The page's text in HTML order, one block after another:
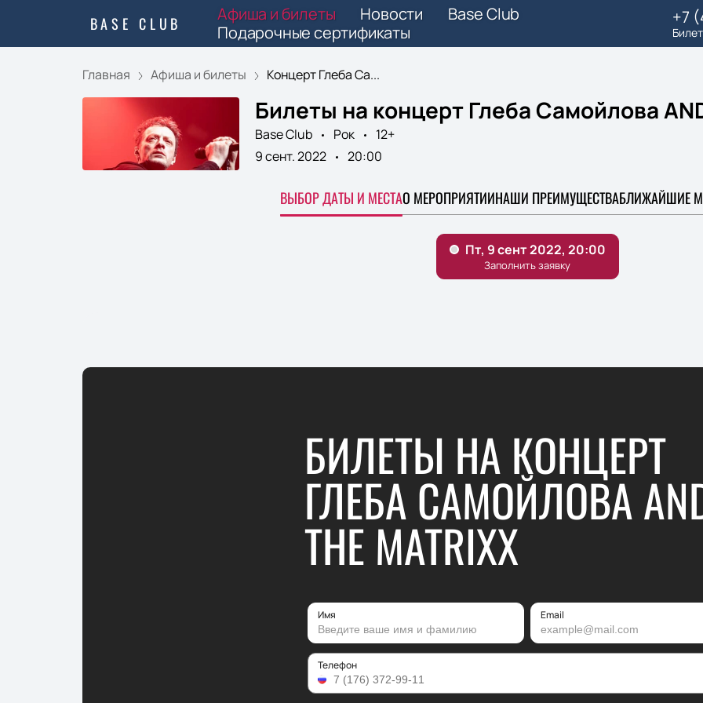
BASE CLUB Афиша и билеты Новости
Base Club
Подарочные сертификаты
+7
Главная Афиша и билеты Концерт Глеба Са...
Билеты на концерт Глеба Самойлова
Base Club Рок
12+
9 сент. 2022
20:00
ВЫБОР ДАТЫ И МЕСТАО МЕРОПРИЯТИИНАШИ ПРЕИМУЩЕСТВАБЛИЖАЙШИЕ
БИЛЕТЫ НА КОНЦЕРТ
ГЛЕБА САМОЙЛОВА
THE MATRIXX
Имя Email
Телефон